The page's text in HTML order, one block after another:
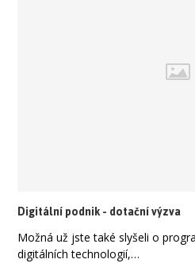
Digitální podnik - dotační výzva
Možná už jste také slyšeli o
digitálních technologií,…